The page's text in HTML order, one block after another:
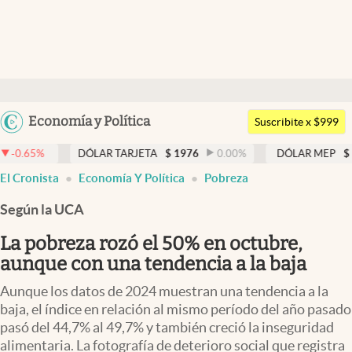
Argentina
Uruguay
Economía y Política
Members
Economía y Política
Finanzas y Mercados
Mercados Online
Negocios
Columnistas
Apertura
Suscribite x $999
DÓLAR TARJETA $ 1976 0.00% DÓLAR MEP $ 1521,52
El Cronista Economía Y Política Pobreza
Según la UCA
La pobreza rozó el 50% en octubre,
aunque con una tendencia a la baja
Aunque los datos de 2024 muestran una tendencia a la
baja, el índice en relación al mismo período del año pasado
pasó del 44,7% al 49,7% y también creció la inseguridad
alimentaria. La fotografía de deterioro social que registra